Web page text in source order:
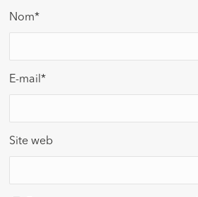
Nom*
E-mail*
Site web